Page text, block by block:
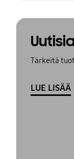
Tärkeitä
LUE LISÄÄ